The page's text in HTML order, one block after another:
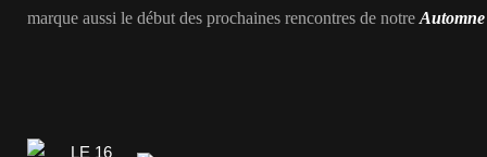
marque aussi le début des prochaines rencontres de notre Automne